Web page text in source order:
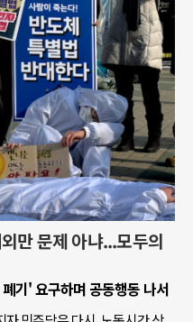
만 문제 아냐...모두의
기' 요구하며 공동행동 나서